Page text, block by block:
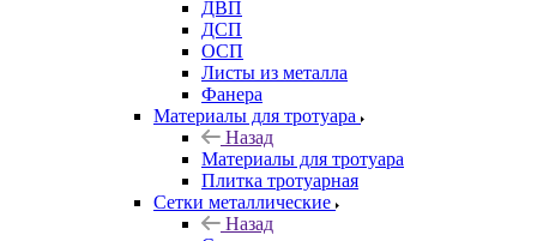
ДВП
ДСП
ОСП
Листы из металла
Фанера
Материалы для тротуара
Назад
Материалы для тротуара
Плитка тротуарная
Сетки металлические
Назад